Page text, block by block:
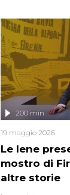
Le Iene
mostro di
altre storie
200 min
19 maggio 2026